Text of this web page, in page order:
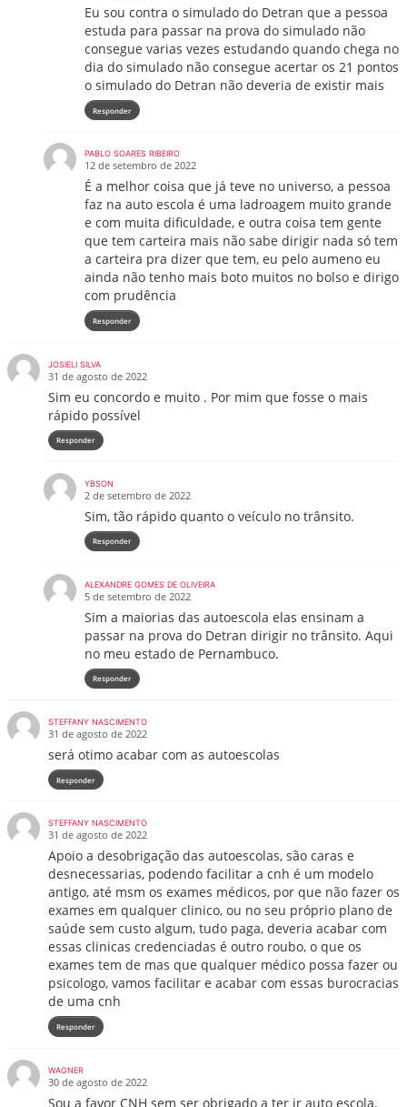
Eu sou contra o simulado do Detran que a pessoa
estuda para passar na prova do simulado não
consegue varias vezes estudando quando chega no
dia do simulado não consegue acertar os 21 pontos
o simulado do Detran não deveria de existir mais
Responder
PABLO SOARES RIBEIRO
12 de setembro de 2022
É a melhor coisa que já teve no universo, a pessoa
faz na auto escola é uma ladroagem muito grande
e com muita dificuldade, e outra coisa tem gente
que tem carteira mais não sabe dirigir nada só tem
a carteira pra dizer que tem, eu pelo aumeno eu
ainda não tenho mais boto muitos no bolso e dirigo
com prudência
Responder
JOSIELI SILVA
31 de agosto de 2022
Sim eu concordo e muito . Por mim que fosse o mais
rápido possível
Responder
YBSON
2 de setembro de 2022
Sim, tão rápido quanto o veículo no trânsito.
Responder
ALEXANDRE GOMES DE OLIVEIRA
5 de setembro de 2022
Sim a maiorias das autoescola elas ensinam a
passar na prova do Detran dirigir no trânsito. Aqui
no meu estado de Pernambuco.
Responder
STEFFANY NASCIMENTO
31 de agosto de 2022
será otimo acabar com as autoescolas
Responder
STEFFANY NASCIMENTO
31 de agosto de 2022
Apoio a desobrigação das autoescolas, são caras e
desnecessarias, podendo facilitar a cnh é um modelo
antigo, até msm os exames médicos, por que não fazer os
exames em qualquer clinico, ou no seu próprio plano de
saúde sem custo algum, tudo paga, deveria acabar com
essas clinicas credenciadas é outro roubo, o que os
exames tem de mas que qualquer médico possa fazer ou
psicologo, vamos facilitar e acabar com essas burocracias
de uma cnh
Responder
WAGNER
30 de agosto de 2022
Sou a favor CNH sem ser obrigado a ter ir auto escola.